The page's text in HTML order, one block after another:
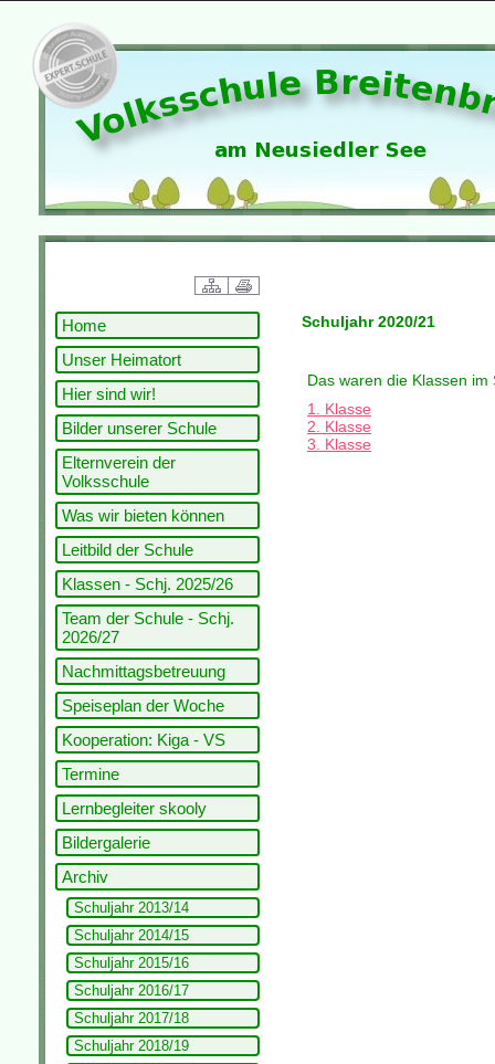
Home
Unser Heimatort
Hier sind wir!
Bilder unserer Schule
Elternverein der
Volksschule
Was wir bieten können
Leitbild der Schule
Klassen - Schj. 2025/26
Team der Schule - Schj.
2026/27
Nachmittagsbetreuung
Speiseplan der Woche
Kooperation: Kiga - VS
Termine
Lernbegleiter skooly
Bildergalerie
Archiv
Schuljahr 2013/14
Schuljahr 2014/15
Schuljahr 2015/16
Schuljahr 2016/17
Schuljahr 2017/18
Schuljahr 2018/19
Schuljahr 2020/21
Das waren die Klassen im
1. Klasse
2. Klasse
3. Klasse